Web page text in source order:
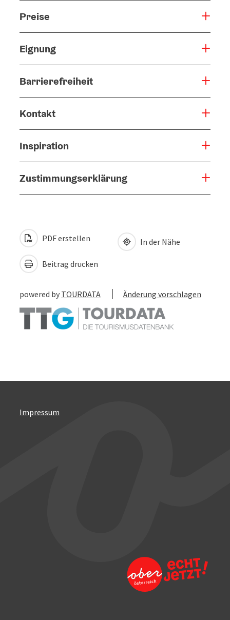
Preise
Eignung
Barrierefreiheit
Kontakt
Inspiration
Zustimmungserklärung
PDF erstellen
Beitrag drucken
In der Nähe
powered by TOURDATA Änderung vorschlagen
Impressum